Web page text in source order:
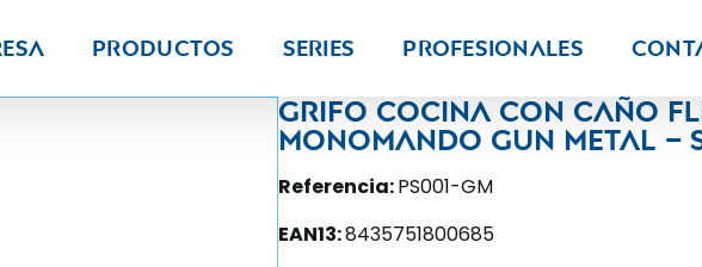
Productos Series PROFESIONALES
Grifo cocina con caño
monomando gun metal –
Referencia:PS001-GM
EAN13:8435751800685